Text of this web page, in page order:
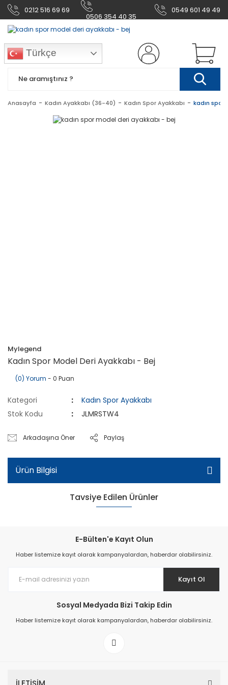
0212 516 69 69
0506 354 40 35
0549 601 49 49
Türkçe
Anasayfa Kadın Ayakkabı (36-40) Kadın Spor Ayakkabı kadın spor
Mylegend
Kadın Spor Model Deri Ayakkabı - Bej
(0) Yorum - 0 Puan
Kategori
Kadın Spor Ayakkabı
Stok Kodu
JLMRSTW4
Arkadaşına Öner Paylaş
Ürün Bilgisi
Tavsiye Edilen Ürünler
Kadın Spor Model Deri Ayakkabı - Bej
E-Bülten'e Kayıt Olun
Haber listemize kayıt olarak kampanyalardan, haberdar olabilirsiniz.
Kayıt Ol
Sosyal Medyada Bizi Takip Edin
Haber listemize kayıt olarak kampanyalardan, haberdar olabilirsiniz.